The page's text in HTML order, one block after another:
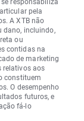
pela
A XTB não
dano, incluindo,
ou
contidas na
de marketing
relativos aos
constituem
O desempenho
futuros, e
fá-lo